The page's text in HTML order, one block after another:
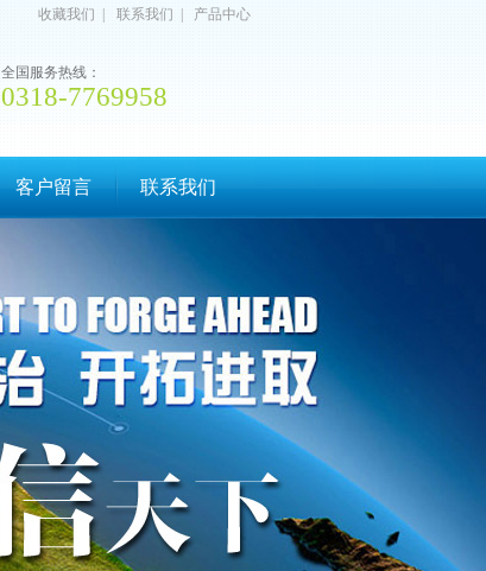
收藏我们 联系我们 产品中心
全国服务热线：
0318-7769958
客户留言 联系我们